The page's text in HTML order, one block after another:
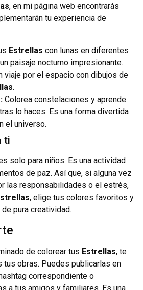
, en mi página web encontrarás
tu experiencia de
Estrellas con lunas en diferentes
paisaje nocturno impresionante.
viaje por el espacio con dibujos de
.
Colorea constelaciones y aprende
lo haces. Es una forma divertida
el universo.
ti
solo para niños. Es una actividad
de paz. Así que, si alguna vez
las responsabilidades o el estrés,
, elige tus colores favoritos y
pura creatividad.
de colorear tus Estrellas, te
tus obras. Puedes publicarlas en
correspondiente o